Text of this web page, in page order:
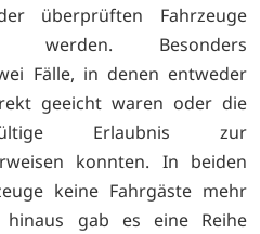
überprüften Fahrzeuge
werden. Besonders
Fälle, in denen entweder
geeicht waren oder die
Erlaubnis zur
konnten. In beiden
keine Fahrgäste mehr
hinaus gab es eine Reihe